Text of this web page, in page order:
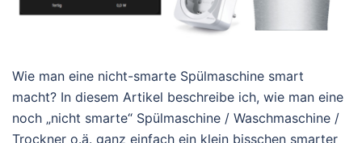
Wie man eine nicht-smarte Spülmaschine smart
macht? In diesem Artikel beschreibe ich, wie man eine
noch „nicht smarte“ Spülmaschine / Waschmaschine /
Trockner o.ä. ganz einfach ein klein bisschen smarter